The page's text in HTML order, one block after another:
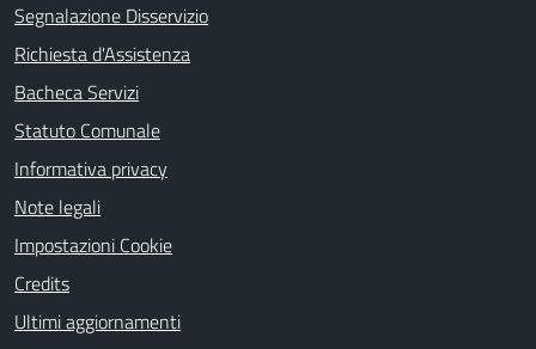
Segnalazione Disservizio
Richiesta d'Assistenza
Bacheca Servizi
Statuto Comunale
Informativa privacy
Note legali
Impostazioni Cookie
Credits
Ultimi aggiornamenti